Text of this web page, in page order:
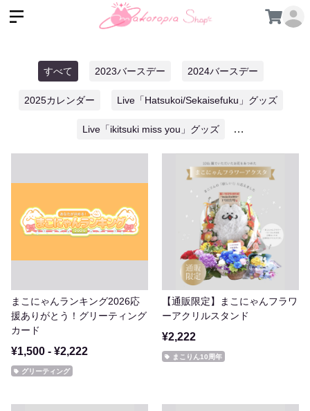
すべて 2023バースデー 2024バースデー
2025カレンダー Live「Hatsukoi/Sekaisefuku」グッズ
Live「ikitsuki miss you」グッズ
Makotopiaにゃん周年 カレンダー
グリーティング チェキ
まこにゃんようちえん
まこりん縁日2025
写真集 書籍
まこにゃんランキング2026応
援ありがとう！グリーティング
カード
¥1,500 - ¥2,222
グリーティング
【通販限定】まこにゃんフラワ
ーアクリルスタンド
¥2,222
まこりん10周年